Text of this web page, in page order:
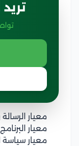
معيار
معيار
معيار سياسة